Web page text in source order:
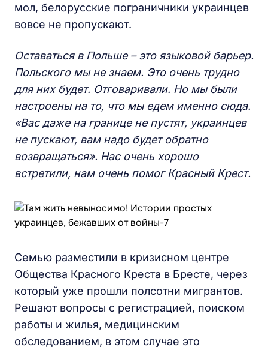
мол, белорусские пограничники украинцев
вовсе не пропускают.
Оставаться в Польше – это языковой барьер.
Польского мы не знаем. Это очень трудно
для них будет. Отговаривали. Но мы были
настроены на то, что мы едем именно сюда.
«Вас даже на границе не пустят, украинцев
не пускают, вам надо будет обратно
возвращаться». Нас очень хорошо
встретили, нам очень помог Красный Крест.
Семью разместили в кризисном центре
Общества Красного Креста в Бресте, через
который уже прошли полсотни мигрантов.
Решают вопросы с регистрацией, поиском
работы и жилья, медицинским
обследованием, в этом случае это